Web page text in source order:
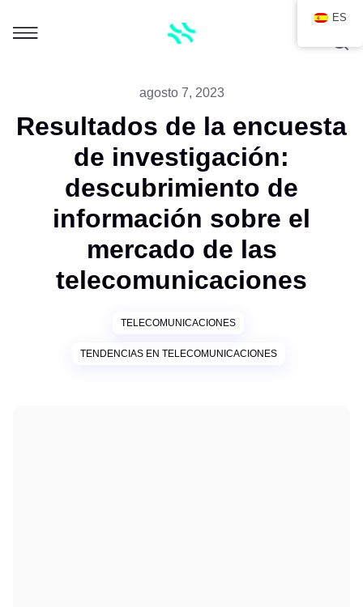
agosto 7, 2023
Resultados de la encuesta
de investigación:
descubrimiento de
información sobre el
mercado de las
telecomunicaciones
TELECOMUNICACIONES
TENDENCIAS EN TELECOMUNICACIONES
ES